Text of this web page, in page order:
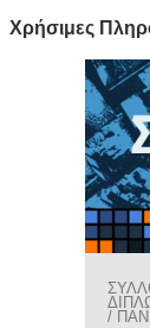
Χρήσιμες
/